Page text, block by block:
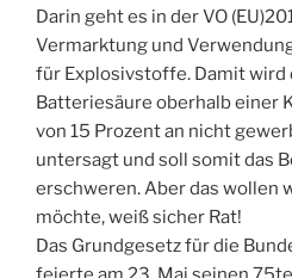
Darin geht es in der VO
Vermarktung und
für Explosivstoffe. Damit wird
Batteriesäure oberhalb einer
von 15 Prozent an nicht
untersagt und soll somit das
erschweren. Aber das wollen
möchte, weiß sicher Rat!
Das Grundgesetz für die